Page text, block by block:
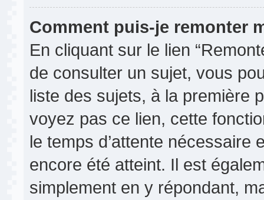
Comment puis-je remonter
En cliquant sur le lien
de consulter un sujet, vous
liste des sujets, à la première
voyez pas ce lien, cette
le temps d’attente nécessaire
encore été atteint. Il est
simplement en y répondant,